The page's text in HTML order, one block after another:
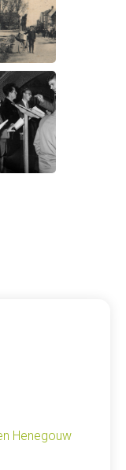
Henegouw